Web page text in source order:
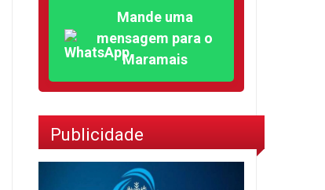
Mande uma
mensagem para o
Maramais
Publicidade